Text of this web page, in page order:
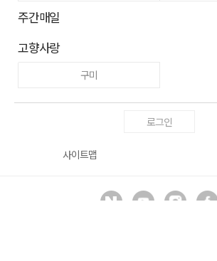
주간매일
고향사랑
구미
로그인
사이트맵